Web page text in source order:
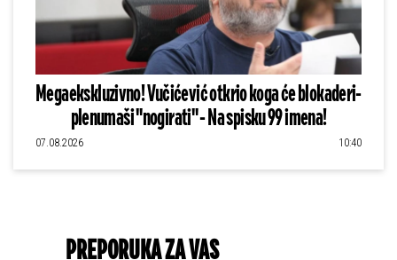
Megaekskluzivno! Vučićević otkrio koga će blokaderi-
plenumaši "nogirati" - Na spisku 99 imena!
07.08.2026 10:40
PREPORUKA ZA VAS